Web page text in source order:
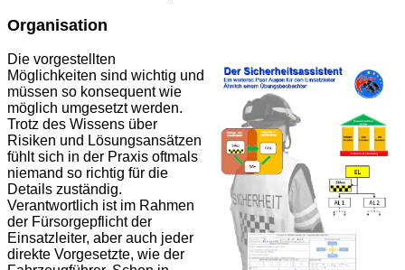
Organisation
Die vorgestellten
Möglichkeiten sind wichtig und
müssen so konsequent wie
möglich umgesetzt werden.
Trotz des Wissens über
Risiken und Lösungsansätzen
fühlt sich in der Praxis oftmals
niemand so richtig für die
Details zuständig.
Verantwortlich ist im Rahmen
der Fürsorgepflicht der
Einsatzleiter, aber auch jeder
direkte Vorgesetzte, wie der